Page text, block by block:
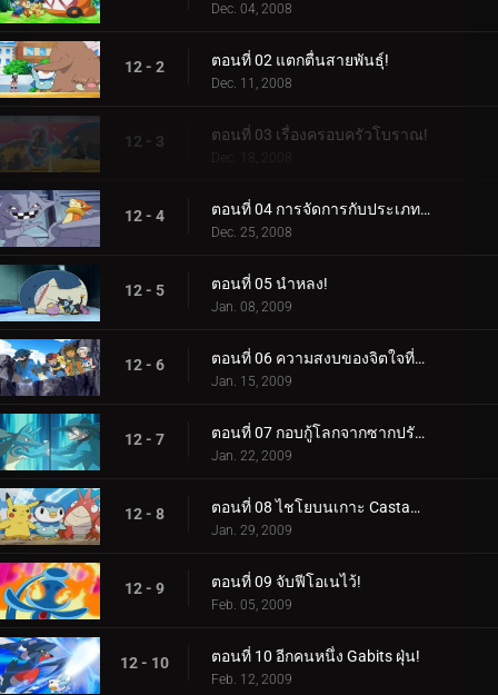
Dec. 04, 2008
12 - 2 ตอนที่ 02 แตกตื่นสายพันธุ์!
Dec. 11, 2008
12 - 3 ตอนที่ 03 เรื่องครอบครัวโบราณ!
Dec. 18, 2008
12 - 4 ตอนที่ 04 การจัดการกับประเภทการป้องกัน!
Dec. 25, 2008
12 - 5 ตอนที่ 05 นำหลง!
Jan. 08, 2009
12 - 6 ตอนที่ 06 ความสงบของจิตใจที่แข็งแกร่ง!
Jan. 15, 2009
12 - 7 ตอนที่ 07 กอบกู้โลกจากซากปรักหักพัง!
Jan. 22, 2009
12 - 8 ตอนที่ 08 ไชโยบนเกาะ Castaways!
Jan. 29, 2009
12 - 9 ตอนที่ 09 จับฟีโอเนไว้!
Feb. 05, 2009
12 - 10 ตอนที่ 10 อีกคนหนึ่ง Gabits ฝุ่น!
Feb. 12, 2009